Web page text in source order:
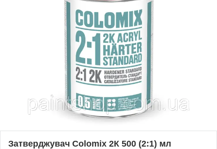
Затверджувач Colomix 2К 500 (2:1) мл